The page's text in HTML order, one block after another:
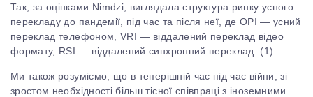
Так, за оцінками Nimdzi, виглядала структура ринку усного
перекладу до пандемії, під час та після неї, де OPI — усний
переклад телефоном, VRI — віддалений переклад відео
формату, RSI — віддалений синхронний переклад.
(1)
Ми також розуміємо, що в теперішній час під час війни, зі
зростом необхідності більш тісної співпраці з іноземними